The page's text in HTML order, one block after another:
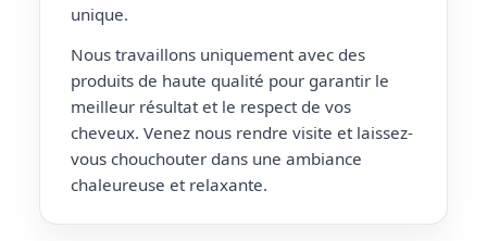
unique.
Nous travaillons uniquement avec des
produits de haute qualité pour garantir le
meilleur résultat et le respect de vos
cheveux. Venez nous rendre visite et laissez-
vous chouchouter dans une ambiance
chaleureuse et relaxante.